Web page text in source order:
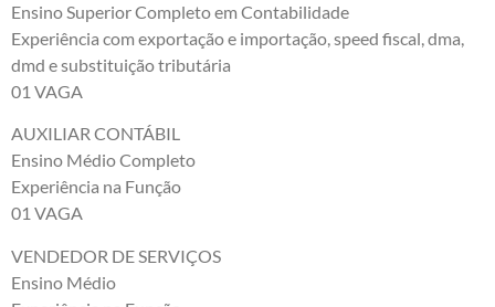
Ensino Superior Completo em Contabilidade
Experiência com exportação e importação, speed fiscal, dma,
dmd e substituição tributária
01 VAGA
AUXILIAR CONTÁBIL
Ensino Médio Completo
Experiência na Função
01 VAGA
VENDEDOR DE SERVIÇOS
Ensino Médio